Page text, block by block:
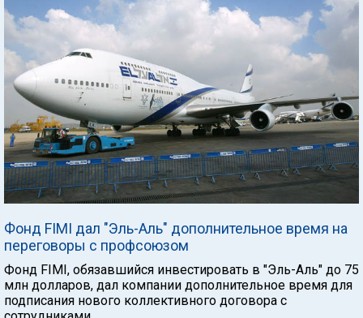
Фонд FIMI дал "Эль-Аль" дополнительное время на
переговоры с профсоюзом
Фонд FIMI, обязавшийся инвестировать в "Эль-Аль" до 75
млн долларов, дал компании дополнительное время для
подписания нового коллективного договора с